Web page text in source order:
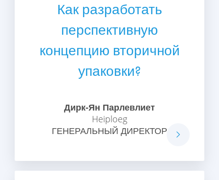
Как разработать
перспективную
концепцию вторичной
упаковки?
Дирк-Ян Парлевлиет
Heiploeg
ГЕНЕРАЛЬНЫЙ ДИРЕКТОР